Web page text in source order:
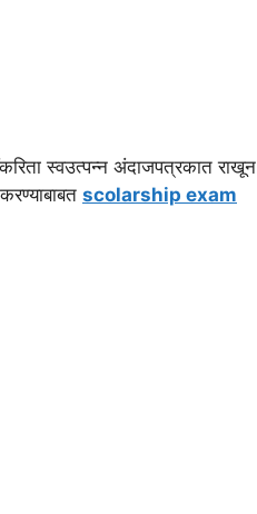
स्वउत्पन्न अंदाजपत्रकात राखून
scolarship exam